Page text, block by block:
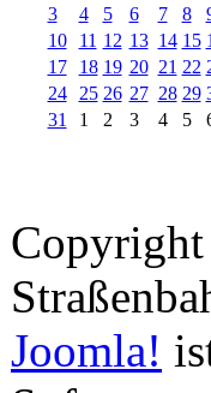
3
4 5 6 7 8
10
11 12 13 14 15
17
18 19 20 21 22
24
25 26 27 28 29
31
1 2 3 4 5
Joomla!